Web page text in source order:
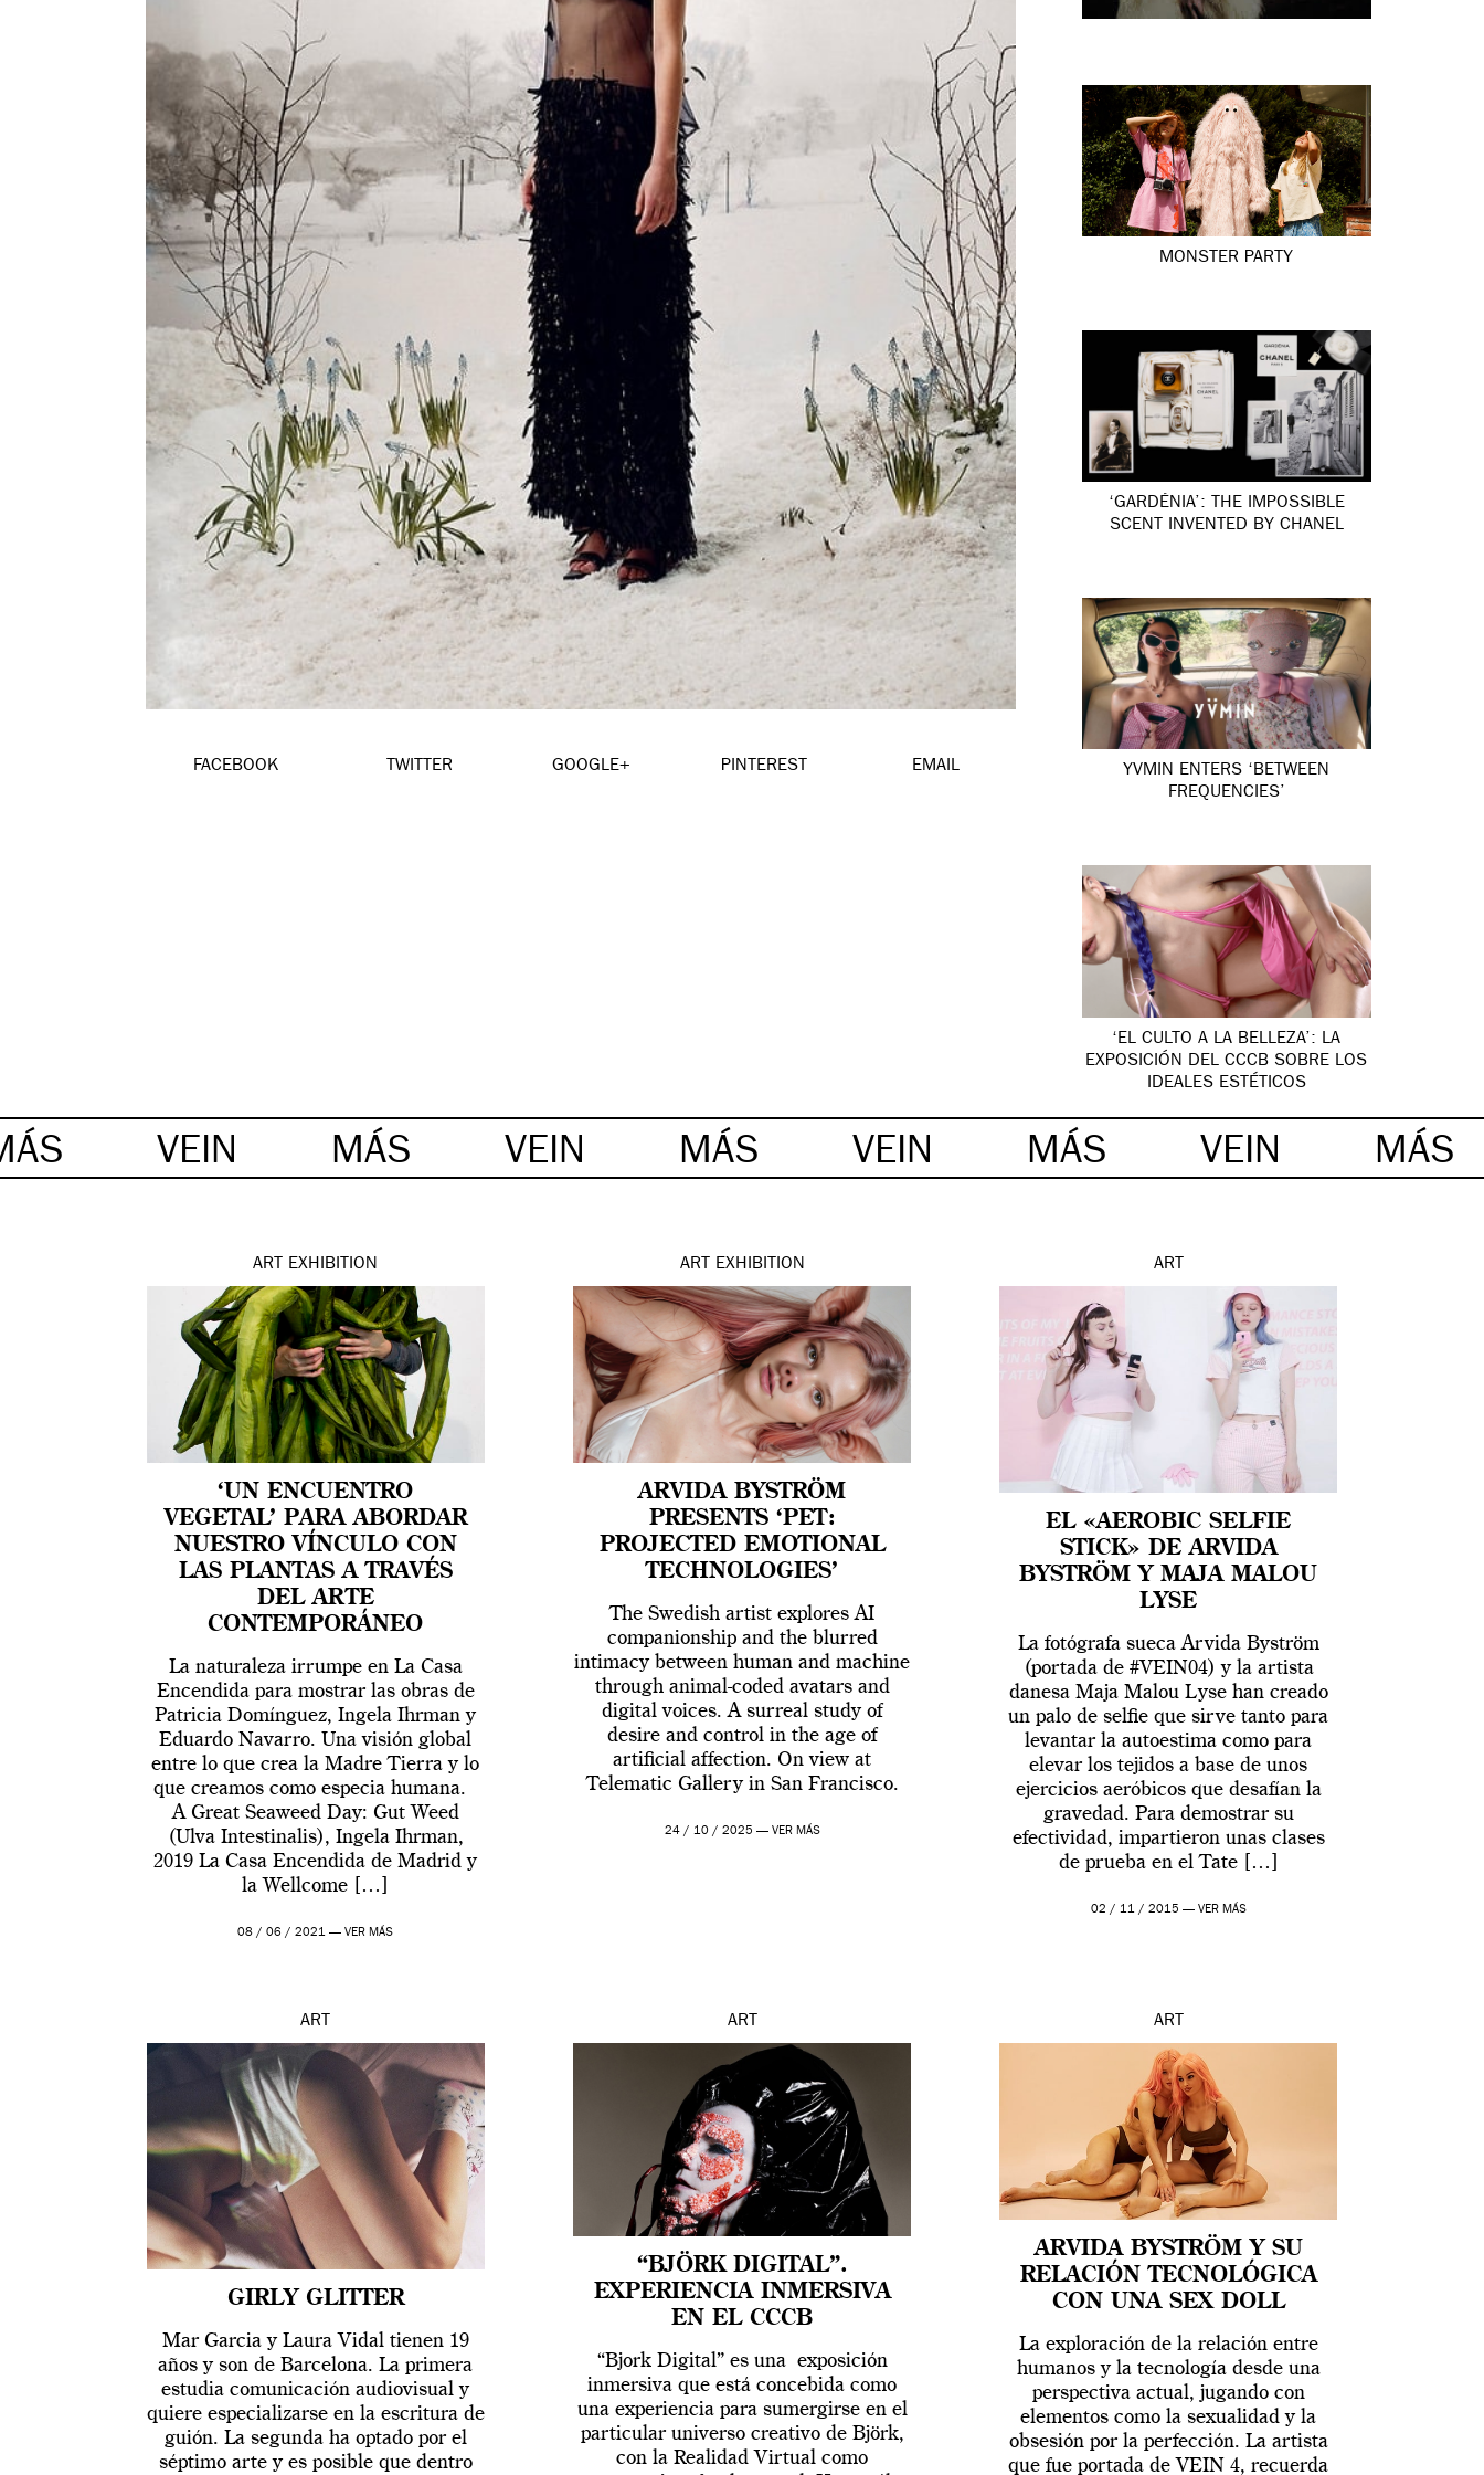
FACEBOOK TWITTER GOOGLE+ PINTEREST EMAIL
MONSTER PARTY
‘GARDÉNIA’: THE IMPOSSIBLE
SCENT INVENTED BY CHANEL
YVMIN ENTERS ‘BETWEEN
FREQUENCIES’
‘EL CULTO A LA BELLEZA’: LA
EXPOSICIÓN DEL CCCB SOBRE LOS
IDEALES ESTÉTICOS
VEIN MÁS VEIN MÁS VEIN MÁS VEIN MÁS
ART EXHIBITION
‘UN ENCUENTRO
VEGETAL’ PARA ABORDAR
NUESTRO VÍNCULO CON
LAS PLANTAS A TRAVÉS
DEL ARTE
CONTEMPORÁNEO
La naturaleza irrumpe en La Casa
Encendida para mostrar las obras de
Patricia Domínguez, Ingela Ihrman y
Eduardo Navarro. Una visión global
entre lo que crea la Madre Tierra y lo
que creamos como especia humana.
A Great Seaweed Day: Gut Weed
(Ulva Intestinalis), Ingela Ihrman,
2019 La Casa Encendida de Madrid y
la Wellcome […]
08 / 06 / 2021 —VER MÁS
ART EXHIBITION
ARVIDA BYSTRÖM
PRESENTS ‘PET:
PROJECTED EMOTIONAL
TECHNOLOGIES’
The Swedish artist explores AI
companionship and the blurred
intimacy between human and machine
through animal-coded avatars and
digital voices. A surreal study of
desire and control in the age of
artificial affection. On view at
Telematic Gallery in San Francisco.
24 / 10 / 2025 — VER MÁS
ART
EL «AEROBIC SELFIE
STICK» DE ARVIDA
BYSTRÖM Y MAJA MALOU
LYSE
La fotógrafa sueca Arvida Byström
(portada de #VEIN04) y la artista
danesa Maja Malou Lyse han creado
un palo de selfie que sirve tanto para
levantar la autoestima como para
elevar los tejidos a base de unos
ejercicios aeróbicos que desafían la
gravedad. Para demostrar su
efectividad, impartieron unas clases
de prueba en el Tate […]
02 / 11 / 2015 — VER MÁS
ART
GIRLY GLITTER
Mar Garcia y Laura Vidal tienen 19
años y son de Barcelona. La primera
estudia comunicación audiovisual y
quiere especializarse en la escritura de
guión. La segunda ha optado por el
séptimo arte y es posible que dentro
ART
“BJÖRK DIGITAL”.
EXPERIENCIA INMERSIVA
EN EL CCCB
“Bjork Digital” es una exposición
inmersiva que está concebida como
una experiencia para sumergirse en el
particular universo creativo de Björk,
con la Realidad Virtual como
ART
ARVIDA BYSTRÖM Y SU
RELACIÓN TECNOLÓGICA
CON UNA SEX DOLL
La exploración de la relación entre
humanos y la tecnología desde una
perspectiva actual, jugando con
elementos como la sexualidad y la
obsesión por la perfección. La artista
que fue portada de VEIN 4, recuerda